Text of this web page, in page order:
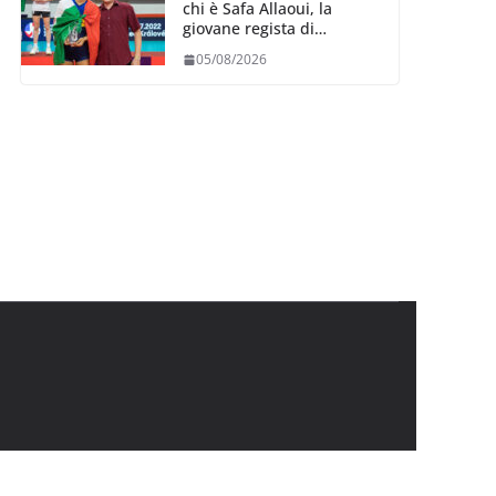
chi è Safa Allaoui, la
giovane regista di
collegiale di Cavalese
05/08/2026